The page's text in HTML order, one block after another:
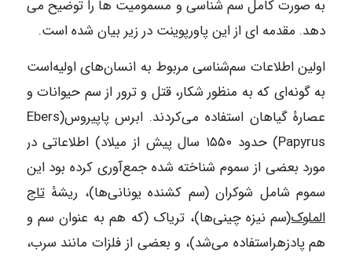
به صورت کامل سم شناسی و مسمومیت ها را توضیح می
دهد. مقدمه ای از این پاورپوینت در زیر بیان شده است.
اولین اطلاعات سم‌شناسی مربوط به انسان‌های اولیه‌است
به گونه‌ای که به منظور شکار، قتل و ترور از سم حیوانات و
عصارهٔ گیاهان استفاده می‌کردند. ابرس پاپیروس(Ebers
Papyrus) حدود ۱۵۵۰ سال پیش از میلاد) اطلاعاتی در
مورد بعضی از سموم شناخته شده جمع‌آوری کرده بود این
سموم شامل شوکران (سم کشنده یونانی‌ها)، ریشهٔتاج
الملوک(سم نیزه چینی‌ها)، تریاک (که هم به عنوان سم و
هم پادزهراستفاده می‌شد)، و بعضی از فلزات مانند سرب،